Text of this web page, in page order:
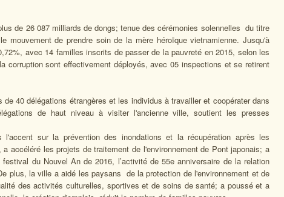
de 26 087 milliards de dongs; tenue des cérémonies solennelles du titre
mouvement de prendre soin de la mère héroïque vietnamienne. Jusqu'à
avec 14 familles inscrits de passer de la pauvreté en 2015, selon les
corruption sont effectivement déployés, avec 05 inspections et se retirent
40 délégations étrangères et les individus à travailler et coopérater dans
de haut niveau à visiter l'ancienne ville, soutient les presses
sur la prévention des inondations et la récupération après les
accéléré les projets de traitement de l'environnement de Pont japonais; a
du Nouvel An de 2016, l’activité de 55e anniversaire de la relation
plus, la ville a aidé les paysans de la protection de l'environnement et de
des activités culturelles, sportives et de soins de santé; a poussé et a